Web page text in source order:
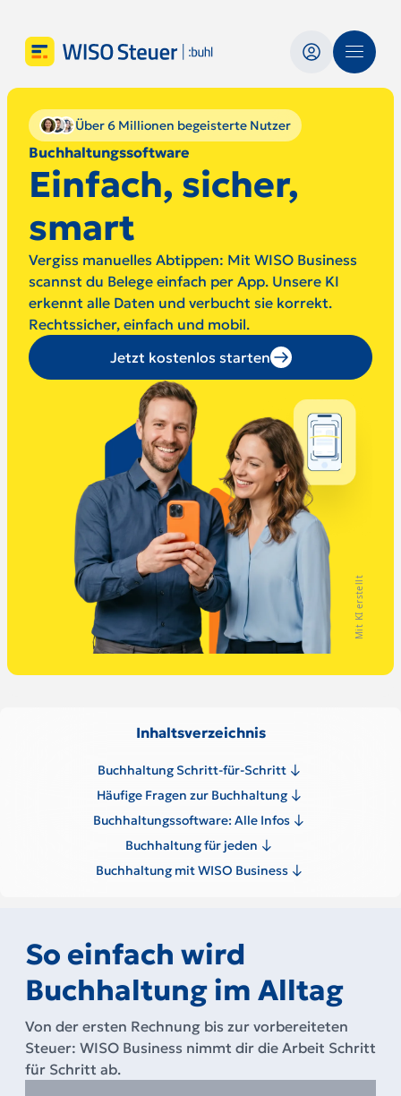
Über 6 Millionen begeisterte Nutzer
Buchhaltungssoftware
Einfach, sicher,
smart
Vergiss manuelles Abtippen: Mit WISO Business
scannst du Belege einfach per App. Unsere KI
erkennt alle Daten und verbucht sie korrekt.
Rechtssicher, einfach und mobil.
Jetzt kostenlos starten
Mit KI erstellt
Inhaltsverzeichnis
Buchhaltung Schritt-für-Schritt
Häufige Fragen zur Buchhaltung
Buchhaltungssoftware: Alle Infos
Buchhaltung für jeden
Buchhaltung mit WISO Business
So einfach wird
Buchhaltung im Alltag
Von der ersten Rechnung bis zur vorbereiteten
Steuer: WISO Business nimmt dir die Arbeit Schritt
für Schritt ab.